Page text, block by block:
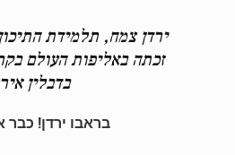
ירדן צמח, תלמידת
בדבלין
בראבו ירדן! כבר